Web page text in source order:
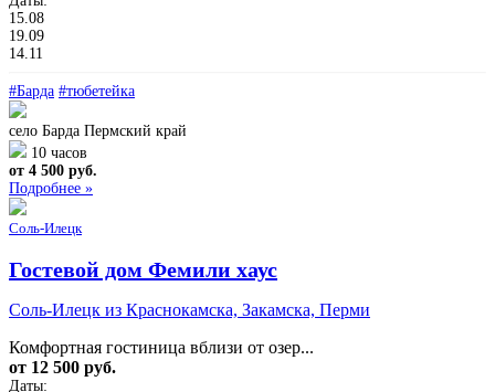
15.08
19.09
14.11
#Барда #тюбетейка
село Барда Пермский край
10 часов
от 4 500 руб.
Подробнее »
Соль-Илецк
Гостевой дом Фемили хаус
Соль-Илецк из Краснокамска, Закамска, Перми
Комфортная гостиница вблизи от озер...
от 12 500 руб.
Даты: